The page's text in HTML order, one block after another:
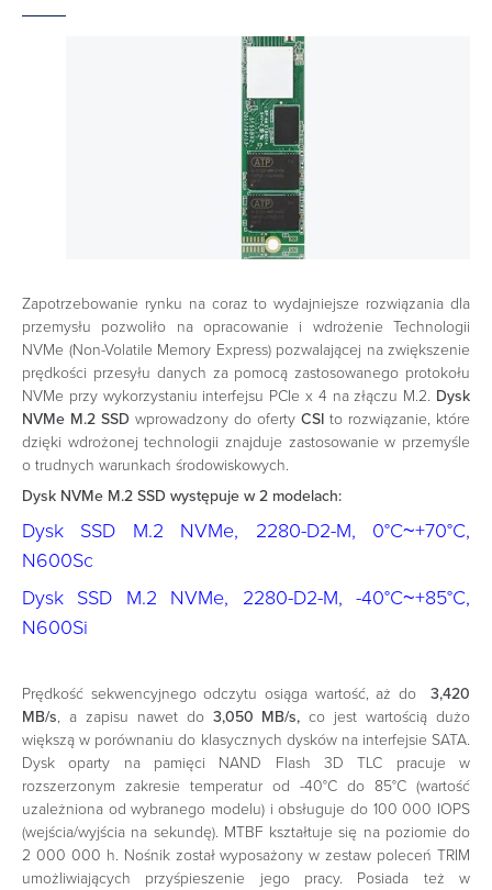
Zapotrzebowanie rynku na coraz to wydajniejsze rozwiązania dla
przemysłu pozwoliło na opracowanie i wdrożenie Technologii
NVMe (Non-Volatile Memory Express) pozwalającej na zwiększenie
prędkości przesyłu danych za pomocą zastosowanego protokołu
NVMe przy wykorzystaniu interfejsu PCIe x 4 na złączu M.2. Dysk
NVMe M.2 SSD wprowadzony do oferty CSI to rozwiązanie, które
dzięki wdrożonej technologii znajduje zastosowanie w przemyśle
o trudnych warunkach środowiskowych.
Dysk NVMe M.2 SSD występuje w 2 modelach:
Dysk SSD M.2 NVMe, 2280-D2-M, 0°C~+70°C,
N600Sc
Dysk SSD M.2 NVMe, 2280-D2-M, -40°C~+85°C,
N600Si
Prędkość sekwencyjnego odczytu osiąga wartość, aż do 3,420
MB/s, a zapisu nawet do 3,050 MB/s,co jest wartością dużo
większą w porównaniu do klasycznych dysków na interfejsie SATA.
Dysk oparty na pamięci NAND Flash 3D TLC pracuje w
rozszerzonym zakresie temperatur od -40°C do 85°C (wartość
uzależniona od wybranego modelu) i obsługuje do 100 000 IOPS
(wejścia/wyjścia na sekundę). MTBF kształtuje się na poziomie do
2 000 000 h. Nośnik został wyposażony w zestaw poleceń TRIM
umożliwiających przyśpieszenie jego pracy. Posiada też w